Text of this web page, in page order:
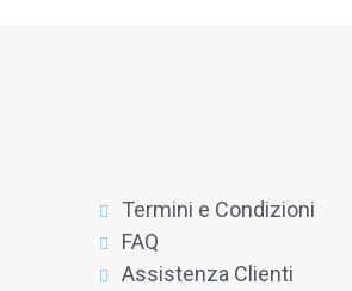
Termini e Condizioni
FAQ
Assistenza Clienti